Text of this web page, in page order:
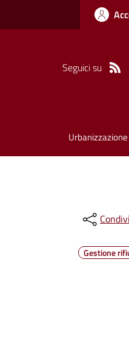
Seguici su
Urbanizzazione
Gestione